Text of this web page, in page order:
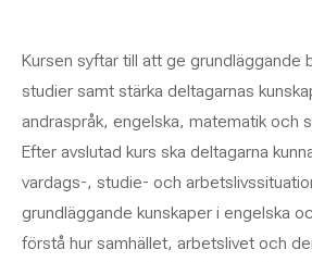
Kursen syftar till att ge grundläggande
studier samt stärka deltagarnas
andraspråk, engelska, matematik och
Efter avslutad kurs ska deltagarna
vardags-, studie- och
grundläggande kunskaper i engelska
förstå hur samhället, arbetslivet och